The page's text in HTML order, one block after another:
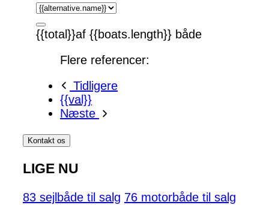
{{total}}af {{boats.length}} både
Flere referencer:
Tidligere
{{val}}
Næste
Kontakt os
LIGE NU
83 sejlbåde til salg 76 motorbåde til salg